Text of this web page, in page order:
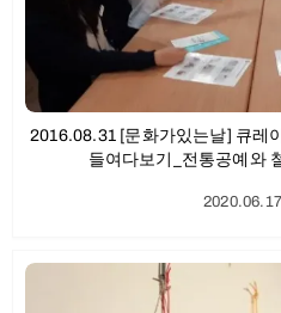
2016.08.31 [문화가있는날] 큐레
들여다보기_전통공예와
2020.06.17